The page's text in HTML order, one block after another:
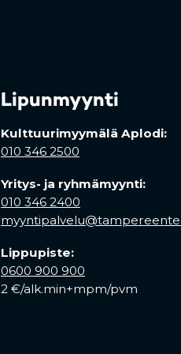
Lipunmyynti
Kulttuurimyymälä Aplodi:
010 346 2500
Yritys- ja ryhmämyynti:
010 346 2400
Lippupiste:
0600 900 900
2 €/alk.min+mpm/pvm